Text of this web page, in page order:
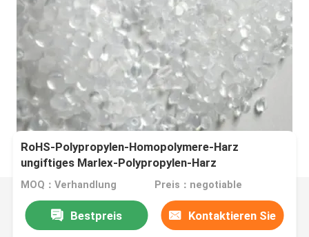
RoHS-Polypropylen-Homopolymere-Harz
ungiftiges Marlex-Polypropylen-Harz
MOQ：Verhandlung Preis：negotiable
Bestpreis Kontaktieren Sie